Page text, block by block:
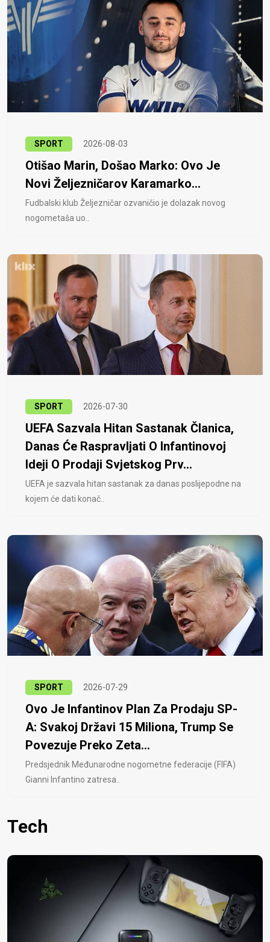
SPORT 2026-08-03
Otišao Marin, Došao Marko: Ovo Je
Novi Željezničarov Karamarko...
Fudbalski klub Željezničar ozvaničio je dolazak novog
nogometaša uo..
SPORT 2026-07-30
UEFA Sazvala Hitan Sastanak Članica,
Danas Će Raspravljati O Infantinovoj
Ideji O Prodaji Svjetskog Prv...
UEFA je sazvala hitan sastanak za danas poslijepodne na
kojem će dati konač..
SPORT 2026-07-29
Ovo Je Infantinov Plan Za Prodaju SP-
A: Svakoj Državi 15 Miliona, Trump Se
Povezuje Preko Zeta...
Predsjednik Međunarodne nogometne federacije (FIFA)
Gianni Infantino zatresa..
Tech